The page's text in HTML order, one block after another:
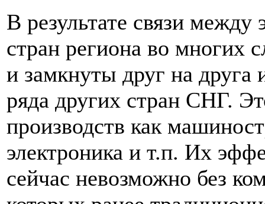
В результате связи
стран региона во многих
и замкнуты друг на
ряда других стран СНГ.
производств как
электроника и т.п. Их
сейчас невозможно без